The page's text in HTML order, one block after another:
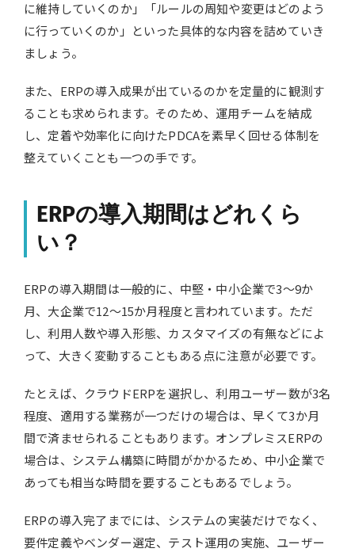
に維持していくのか」「ルールの周知や変更はどのよう
に行っていくのか」といった具体的な内容を詰めていき
ましょう。
また、ERPの導入成果が出ているのかを定量的に観測す
ることも求められます。そのため、運用チームを結成
し、定着や効率化に向けたPDCAを素早く回せる体制を
整えていくことも一つの手です。
ERPの導入期間はどれくら
い？
ERPの導入期間は一般的に、中堅・中小企業で3～9か
月、大企業で12～15か月程度と言われています。ただ
し、利用人数や導入形態、カスタマイズの有無などによ
って、大きく変動することもある点に注意が必要です。
たとえば、クラウドERPを選択し、利用ユーザー数が3名
程度、適用する業務が一つだけの場合は、早くて3か月
間で済ませられることもあります。オンプレミスERPの
場合は、システム構築に時間がかかるため、中小企業で
あっても相当な時間を要することもあるでしょう。
ERPの導入完了までには、システムの実装だけでなく、
要件定義やベンダー選定、テスト運用の実施、ユーザー